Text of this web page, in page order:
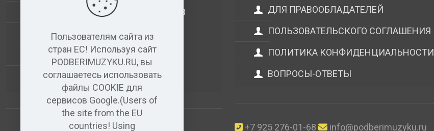
АНАЛИЗ МУЗЫКАЛЬНЫХ ТРЕКОВ
ВИДЕО+АУДИО
УСЛУГИ ЗВУКОЗАПИСИ
АУДИО РЕДАКТОР(бесплатный)
ДЛЯ ПРАВООБЛАДАТЕЛЕЙ
ПОЛЬЗОВАТЕЛЬСКОГО СОГЛАШЕНИЯ
ПОЛИТИКА КОНФИДЕНЦИАЛЬНОСТИ
ВОПРОСЫ-ОТВЕТЫ
+7 925 276-01-68 info@podberimuzyku.ru
Пользователям сайта из
стран ЕС! Используя сайт
PODBERIMUZYKU.RU, вы
соглашаетесь использовать
файлы COOKIE для
сервисов Google.(Users of
the site from the EU
countries! Using